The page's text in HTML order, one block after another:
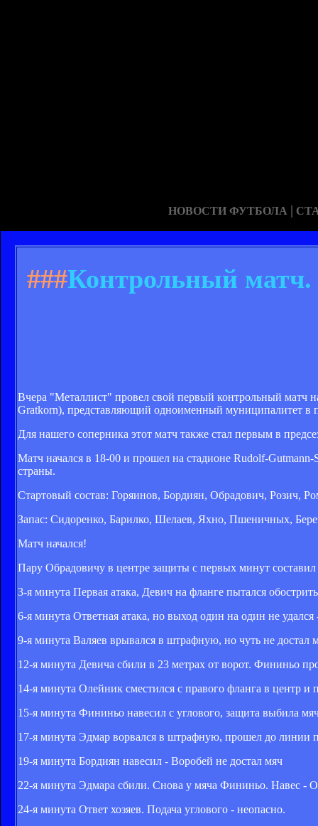
НОВОСТИ ФУТБОЛА |
###Контрольный матч.
Вчера "Металлист" провел свой первый контрольный матч
Gratkorn), представляющий одноименный муниципалитет в
Для нашего соперника этот матч также стал первым в
Матч начался в 18-00 и прошел на стадионе Rudolf-
страны.
Стартовый состав: Горяинов, Бордиян, Обрадович, Розич,
Запас: Сидоренко, Барилко, Шелаев, Яхно, Пшеничных,
Матч начался!
Пару Обрадовичу в центре защиты с первых минут
3-я минута Первая атака, Девич на фланге пытался
6-я минута Ответная атака, но выход один на один не удался
9-я минута Валяев врывался в штрафную, но чуть не достал
12-я минута Девича сбили в 23 метрах от ворот. Фининьо
14-я минута Олейник сместился с правого фланга в центр
15-я минута Фининьо навесил с углового, защита выбила
17-я минута Эдмар ворвался в штрафную, прошел до линии
19-я минута Бордиян навесил - Воробей не достал мяч
22-я минута Эдмара сбили. Снова у мяча Фининьо. Навес -
24-я минута Ответ хозяев. Подача углового - неопасно.